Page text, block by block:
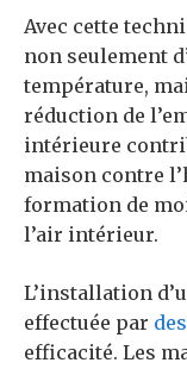
Avec cette
non seulement
température,
réduction de
intérieure
maison contre
formation de
l’air intérieur.
L’installation
effectuée par
efficacité. Les